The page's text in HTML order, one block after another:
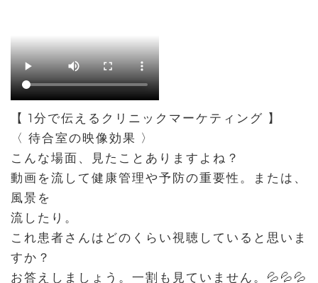
【 1分で伝えるクリニックマーケティング 】
〈 待合室の映像効果 〉
こんな場面、見たことありますよね？
動画を流して健康管理や予防の重要性。または、
風景を
流したり。
これ患者さんはどのくらい視聴していると思いま
すか？
お答えしましょう。一割も見ていません。💦💦💦